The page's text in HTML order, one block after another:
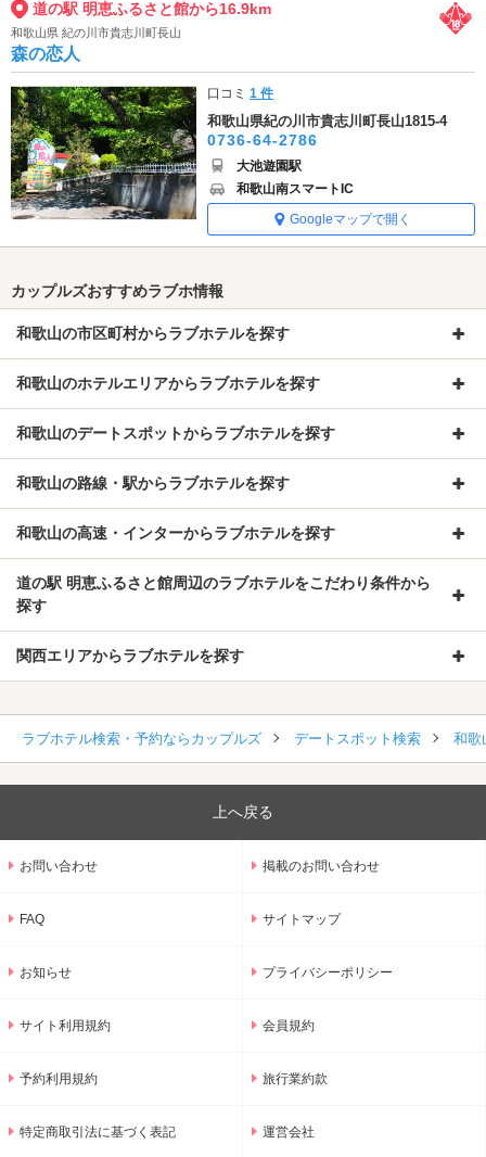
道の駅 明恵ふるさと館から16.9km
和歌山県 紀の川市貴志川町長山
森の恋人
口コミ1 件
和歌山県紀の川市貴志川町長山1815-4
0736-64-2786
大池遊園駅
和歌山南スマートIC
Googleマップで開く
カップルズおすすめラブホ情報
和歌山の市区町村からラブホテルを探す
和歌山のホテルエリアからラブホテルを探す
和歌山のデートスポットからラブホテルを探す
和歌山の路線・駅からラブホテルを探す
和歌山の高速・インターからラブホテルを探す
道の駅 明恵ふるさと館周辺のラブホテルをこだわり条件から
探す
関西エリアからラブホテルを探す
ラブホテル検索・予約ならカップルズ デートスポット検索 和歌
上へ戻る
お問い合わせ 掲載のお問い合わせ
FAQ サイトマップ
お知らせ プライバシーポリシー
サイト利用規約 会員規約
予約利用規約 旅行業約款
特定商取引法に基づく表記 運営会社